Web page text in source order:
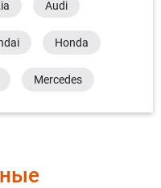
Audi
Honda
Mercedes